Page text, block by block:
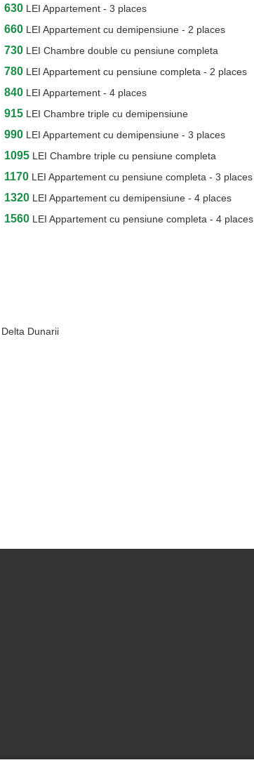
630 LEI Appartement - 3 places
660 LEI Appartement cu demipensiune - 2 places
730 LEI Chambre double cu pensiune completa
780 LEI Appartement cu pensiune completa - 2 places
840 LEI Appartement - 4 places
915 LEI Chambre triple cu demipensiune
990 LEI Appartement cu demipensiune - 3 places
1095 LEI Chambre triple cu pensiune completa
1170 LEI Appartement cu pensiune completa - 3 places
1320 LEI Appartement cu demipensiune - 4 places
1560 LEI Appartement cu pensiune completa - 4 places
, Delta Dunarii